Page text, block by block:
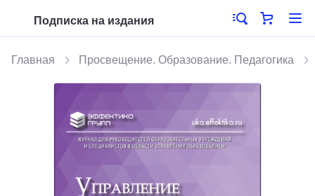
Подписка на издания
Главная Просвещение. Образование. Педагогика